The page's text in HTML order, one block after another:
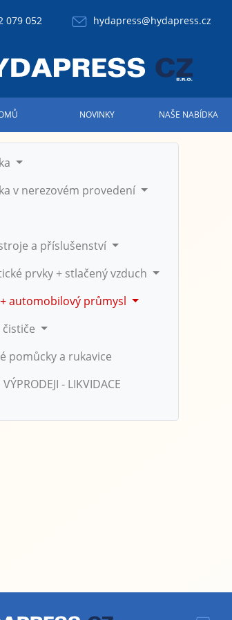
079 052 hydapress@hydapress.cz
NOVINKY NAŠE NABÍDKA
v nerezovém provedení
a příslušenství
prvky + stlačený vzduch
automobilový průmysl
čističe
pomůcky a rukavice
- LIKVIDACE